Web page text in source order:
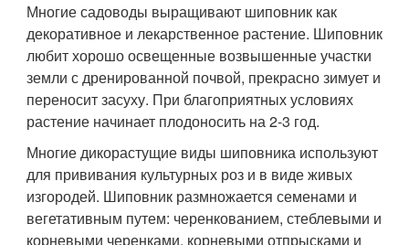
Многие садоводы выращивают шиповник как
декоративное и лекарственное растение. Шиповник
любит хорошо освещенные возвышенные участки
земли с дренированной почвой, прекрасно зимует и
переносит засуху. При благоприятных условиях
растение начинает плодоносить на 2-3 год.
Многие дикорастущие виды шиповника используют
для прививания культурных роз и в виде живых
изгородей. Шиповник размножается семенами и
вегетативным путем: черенкованием, стеблевыми и
корневыми черенками, корневыми отпрысками и